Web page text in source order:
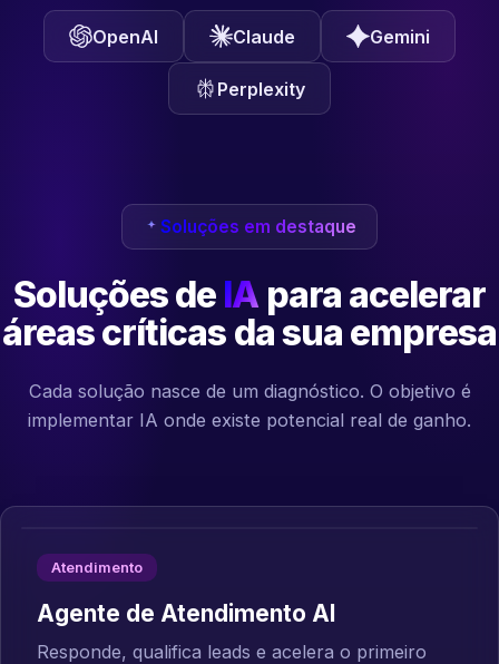
OpenAI Claude Gemini
Perplexity
Soluções em destaque
Soluções de IA para acelerar
áreas críticas da sua empresa
Cada solução nasce de um diagnóstico. O objetivo é
implementar IA onde existe potencial real de ganho.
Atendimento
Agente de Atendimento AI
Responde, qualifica leads e acelera o primeiro